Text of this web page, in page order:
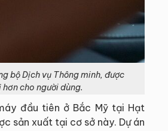
bộ Dịch vụ Thông minh, được
cho người dùng.
đầu tiên ở Bắc Mỹ tại Hạt
sản xuất tại cơ sở này. Dự án